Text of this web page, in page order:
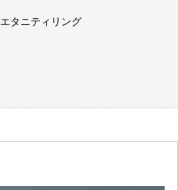
エタニティリング